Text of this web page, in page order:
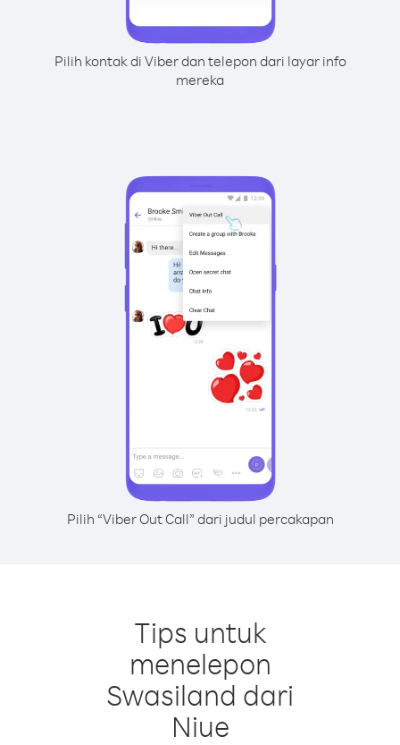
Pilih kontak di Viber dan telepon dari layar info
mereka
Pilih “Viber Out Call” dari judul percakapan
Tips untuk
menelepon
Swasiland dari
Niue